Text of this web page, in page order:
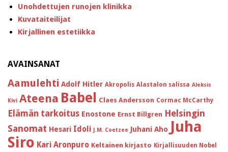
Unohdettujen runojen klinikka
Kuvataiteilijat
Kirjallinen estetiikka
AVAINSANAT
Aamulehti Adolf Hitler Akropolis Alastalon salissa Aleksis
Kivi Ateena Babel Claes Andersson Cormac McCarthy
Elämän tarkoitus Enostone Ernst Billgren Helsingin
Sanomat Hesari Idoli J.M. Coetzee Juhani Aho Juha
Siro Kari Aronpuro Keltainen kirjasto Kirjallisuuden Nobel